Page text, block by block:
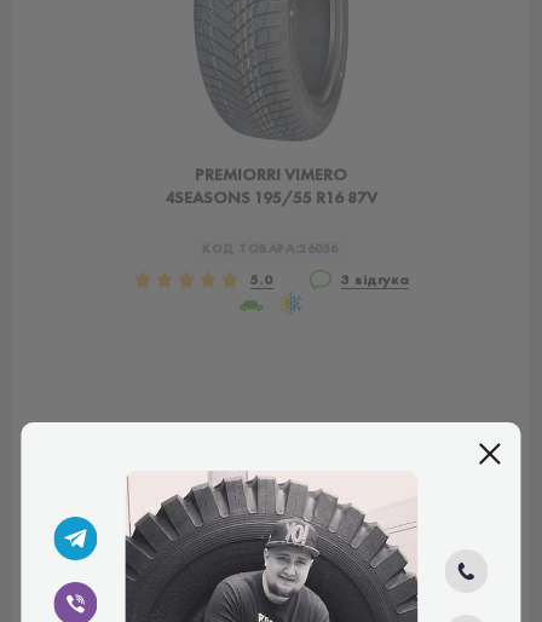
PREMIORRI VIMERO
4SEASONS 195/55 R16 87V
5.0 3 відгука